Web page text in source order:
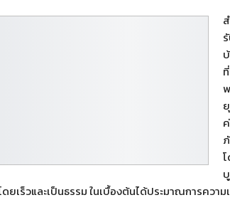
ยเร็วและเป็นธรรม ในเบื้องต้นได้ประมาณการคว